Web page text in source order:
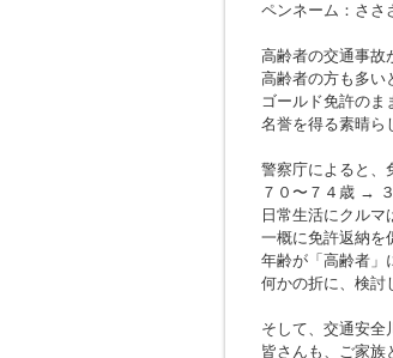
ペンネーム：さ
高齢者の交通事故
高齢者の方も多い
ゴールド免許のま
名誉を得る素晴ら
警察庁によると、
７０〜７４歳 →
日常生活にクルマ
一概に免許返納を
年齢が「高齢者」
何かの折に、検討
そして、交通安全
皆さんも、ご家族